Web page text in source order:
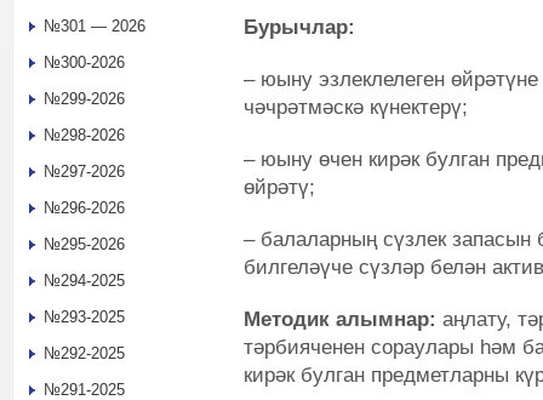
Бурычлар:
– юыну эзлеклелеген
чәчрәтмәскә күнектерү;
– юыну өчен кирәк булган
өйрәтү;
– балаларның сүзлек запасын
билгеләүче сүзләр белән
Методик алымнар: аңлату,
тәрбияченен сораулары һәм
кирәк булган предметларны
№301 — 2026
№300-2026
№299-2026
№298-2026
№297-2026
№296-2026
№295-2026
№294-2025
№293-2025
№292-2025
№291-2025